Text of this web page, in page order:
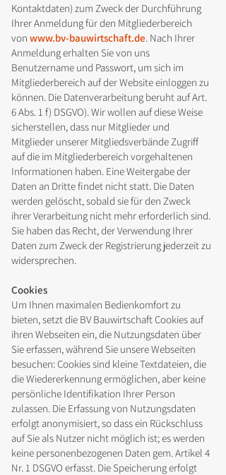
Kontaktdaten) zum Zweck der Durchführung
Ihrer Anmeldung für den Mitgliederbereich
von www.bv-bauwirtschaft.de. Nach Ihrer
Anmeldung erhalten Sie von uns
Benutzername und Passwort, um sich im
Mitgliederbereich auf der Website einloggen zu
können. Die Datenverarbeitung beruht auf Art.
6 Abs. 1 f) DSGVO). Wir wollen auf diese Weise
sicherstellen, dass nur Mitglieder und
Mitglieder unserer Mitgliedsverbände Zugriff
auf die im Mitgliederbereich vorgehaltenen
Informationen haben. Eine Weitergabe der
Daten an Dritte findet nicht statt. Die Daten
werden gelöscht, sobald sie für den Zweck
ihrer Verarbeitung nicht mehr erforderlich sind.
Sie haben das Recht, der Verwendung Ihrer
Daten zum Zweck der Registrierung jederzeit zu
widersprechen.
Cookies
Um Ihnen maximalen Bedienkomfort zu
bieten, setzt die BV Bauwirtschaft Cookies auf
ihren Webseiten ein, die Nutzungsdaten über
Sie erfassen, während Sie unsere Webseiten
besuchen: Cookies sind kleine Textdateien, die
die Wiedererkennung ermöglichen, aber keine
persönliche Identifikation Ihrer Person
zulassen. Die Erfassung von Nutzungsdaten
erfolgt anonymisiert, so dass ein Rückschluss
auf Sie als Nutzer nicht möglich ist; es werden
keine personenbezogenen Daten gem. Artikel 4
Nr. 1 DSGVO erfasst. Die Speicherung erfolgt